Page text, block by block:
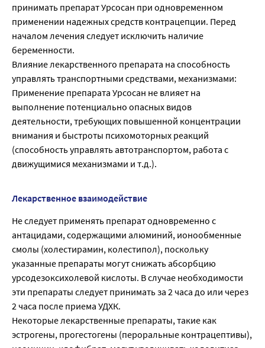
принимать препарат Урсосан при одновременном
применении надежных средств контрацепции. Перед
началом лечения следует исключить наличие
беременности.
Влияние лекарственного препарата на способность
управлять транспортными средствами, механизмами:
Применение препарата Урсосан не влияет на
выполнение потенциально опасных видов
деятельности, требующих повышенной концентрации
внимания и быстроты психомоторных реакций
(способность управлять автотранспортом, работа с
движущимися механизмами и т.д.).
Лекарственное взаимодействие
Не следует применять препарат одновременно с
антацидами, содержащими алюминий, ионообменные
смолы (холестирамин, колестипол), поскольку
указанные препараты могут снижать абсорбцию
урсодезоксихолевой кислоты. В случае необходимости
эти препараты следует принимать за 2 часа до или через
2 часа после приема УДХК.
Некоторые лекарственные препараты, такие как
эстрогены, прогестогены (пероральные контрацептивы),